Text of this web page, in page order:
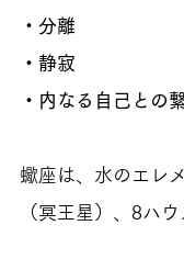
・分離
・静寂
・内なる自己との
蠍座は、水のエレ
（冥王星）、8ハ